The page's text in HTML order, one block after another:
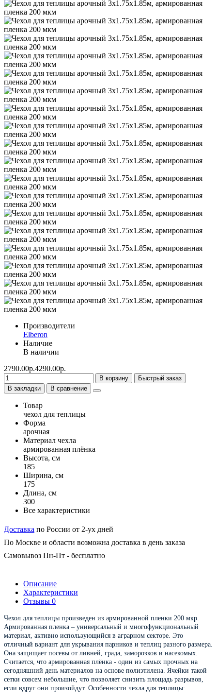
Производители
Elberon
Наличие
В наличии
2790.00р.4290.00р.
В корзину
Быстрый заказ
В закладки
В сравнение
Товар
чехол для теплицы
Форма
арочная
Материал чехла
армированная плёнка
Высота, см
185
Ширина, см
175
Длина, см
300
Все характеристики
Доставка по России от 2-ух дней
По Москве и области возможна доставка в день заказа
Самовывоз Пн-Пт - бесплатно
Описание
Характеристики
Отзывы 0
Чехол для теплицы произведен из армированной пленки 200 мкр.
Армированная пленка – универсальный и многофункциональный
материал, активно использующийся в аграрном секторе. Это
отличный вариант для укрывания парников и теплиц разного размера.
Она защищает посевы от ливней, града, заморозков и насекомых.
Считается, что армированная плёнка - один из самых прочных на
сегодняшний день материалов на основе полиэтилена. Ячейки такой
сетки совсем небольшие, что позволяет снизить площадь разрывов,
если вдруг они произойдут. Особенности чехла для теплицы: